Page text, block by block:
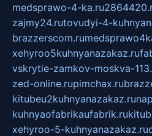
medsprawo-4-ka.ru
zajmy24.rutovudyi-4-
brazzerscom.ru
xehyroo5kuhnyanazakaz.ru
vskrytie-zamkov-moskva-
zed-online.rupimchax.ru
kitubeu2kuhnyanazakaz.ru
kuhnyaofabrikaufabrik.ru
xehyroo-5-kuhnyanazakaz.ru